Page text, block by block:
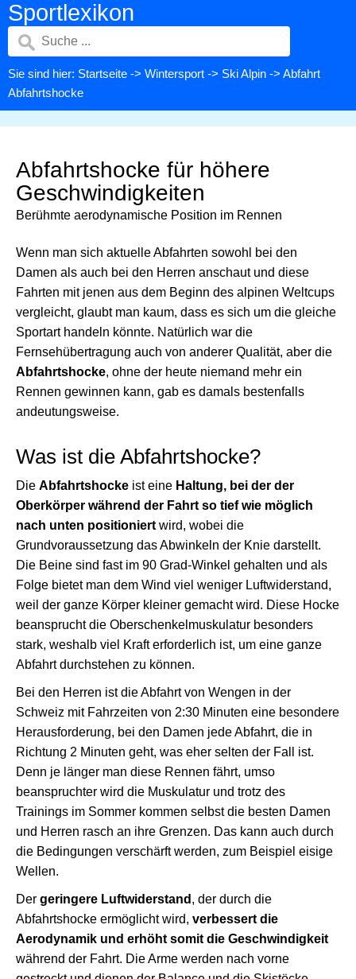
Sportlexikon
Sie sind hier: Startseite -> Wintersport -> Ski Alpin -> Abfahrt
Abfahrtshocke
Abfahrtshocke für höhere
Geschwindigkeiten
Berühmte aerodynamische Position im Rennen
Wenn man sich aktuelle Abfahrten sowohl bei den
Damen als auch bei den Herren anschaut und diese
Fahrten mit jenen aus dem Beginn des alpinen Weltcups
vergleicht, glaubt man kaum, dass es sich um die gleiche
Sportart handeln könnte. Natürlich war die
Fernsehübertragung auch von anderer Qualität, aber die
Abfahrtshocke, ohne der heute niemand mehr ein
Rennen gewinnen kann, gab es damals bestenfalls
andeutungsweise.
Was ist die Abfahrtshocke?
Die Abfahrtshocke ist eine Haltung, bei der der
Oberkörper während der Fahrt so tief wie möglich
nach unten positioniert wird, wobei die
Grundvoraussetzung das Abwinkeln der Knie darstellt.
Die Beine sind fast im 90 Grad-Winkel gehalten und als
Folge bietet man dem Wind viel weniger Luftwiderstand,
weil der ganze Körper kleiner gemacht wird. Diese Hocke
beansprucht die Oberschenkelmuskulatur besonders
stark, weshalb viel Kraft erforderlich ist, um eine ganze
Abfahrt durchstehen zu können.
Bei den Herren ist die Abfahrt von Wengen in der
Schweiz mit Fahrzeiten von 2:30 Minuten eine besondere
Herausforderung, bei den Damen jede Abfahrt, die in
Richtung 2 Minuten geht, was eher selten der Fall ist.
Denn je länger man diese Rennen fährt, umso
beanspruchter wird die Muskulatur und trotz des
Trainings im Sommer kommen selbst die besten Damen
und Herren rasch an ihre Grenzen. Das kann auch durch
die Bedingungen verschärft werden, zum Beispiel eisige
Wellen.
Der geringere Luftwiderstand , der durch die
Abfahrtshocke ermöglicht wird, verbessert die
Aerodynamik und erhöht somit die Geschwindigkeit
während der Fahrt. Die Arme werden nach vorne